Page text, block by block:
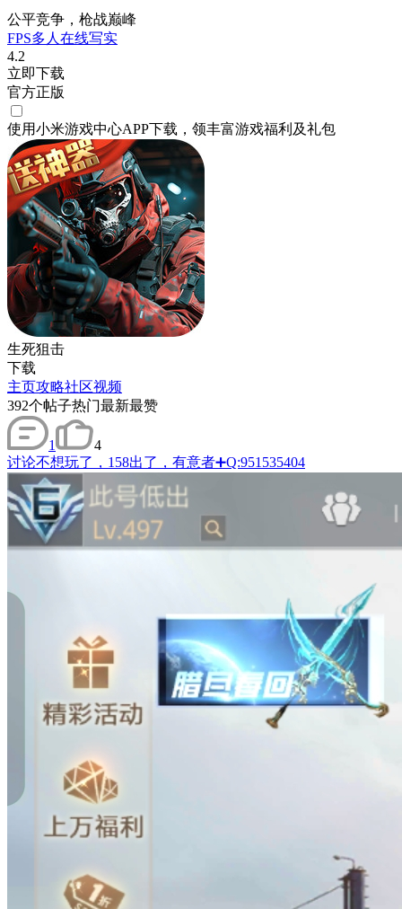
公平竞争，枪战巅峰
FPS多人在线写实
4.2
立即下载
官方正版
使用小米游戏中心APP下载 ，领丰富游戏福利 及礼包
生死狙击
下载
主页攻略社区视频
392个帖子热门最新最赞
1
4
讨论不想玩了，158出了，有意者➕Q:951535404